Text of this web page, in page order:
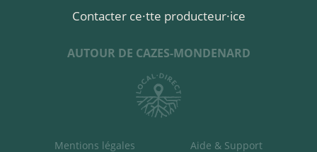
Contacter ce·tte producteur·ice
AUTOUR DE CAZES-MONDENARD
Mentions légales Aide & Support